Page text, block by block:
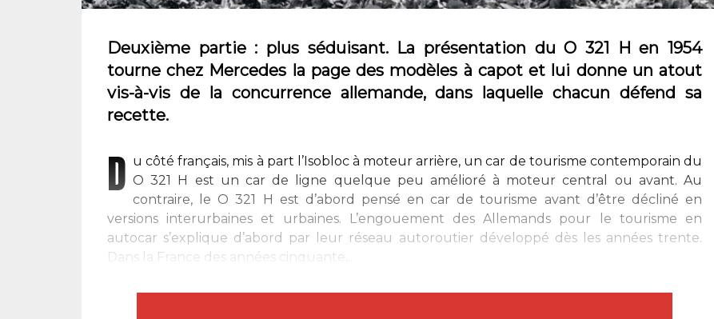
Deuxième partie : plus séduisant. La présentation du O 321 H en 1954
tourne chez Mercedes la page des modèles à capot et lui donne un atout
vis-à-vis de la concurrence allemande, dans laquelle chacun défend sa
recette.
D u côté français, mis à part l’Isobloc à moteur arrière, un car de tourisme contemporain du
O 321 H est un car de ligne quelque peu amélioré à moteur central ou avant. Au
contraire, le O 321 H est d’abord pensé en car de tourisme avant d’être décliné en
versions interurbaines et urbaines. L’engouement des Allemands pour le tourisme en
autocar s’explique d’abord par leur réseau autoroutier développé dès les années trente.
Dans la France des années cinquante,...